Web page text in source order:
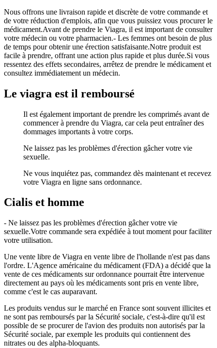
Nous offrons une livraison rapide et discrète de votre commande et
de votre réduction d'emplois, afin que vous puissiez vous procurer le
médicament.Avant de prendre le Viagra, il est important de consulter
votre médecin ou votre pharmacien.- Les femmes ont besoin de plus
de temps pour obtenir une érection satisfaisante.Notre produit est
facile à prendre, offrant une action plus rapide et plus durée.Si vous
ressentez des effets secondaires, arrêtez de prendre le médicament et
consultez immédiatement un médecin.
Le viagra est il remboursé
Il est également important de prendre les comprimés avant de
commencer à prendre du Viagra, car cela peut entraîner des
dommages importants à votre corps.
Ne laissez pas les problèmes d'érection gâcher votre vie
sexuelle.
Ne vous inquiétez pas, commandez dès maintenant et recevez
votre Viagra en ligne sans ordonnance.
Cialis et homme
- Ne laissez pas les problèmes d'érection gâcher votre vie
sexuelle.Votre commande sera expédiée à tout moment pour faciliter
votre utilisation.
Une vente libre de Viagra en vente libre de l'hollande n'est pas dans
l'ordre. L'Agence américaine du médicament (FDA) a décidé que la
vente de ces médicaments sur ordonnance pourrait être intervenue
directement au pays où les médicaments sont pris en vente libre,
comme c'est le cas auparavant.
Les produits vendus sur le marché en France sont souvent illicites et
ne sont pas remboursés par la Sécurité sociale, c'est-à-dire qu'il est
possible de se procurer de l'avion des produits non autorisés par la
Sécurité sociale, par exemple les produits qui contiennent des
nitrates ou des alpha-bloquants.